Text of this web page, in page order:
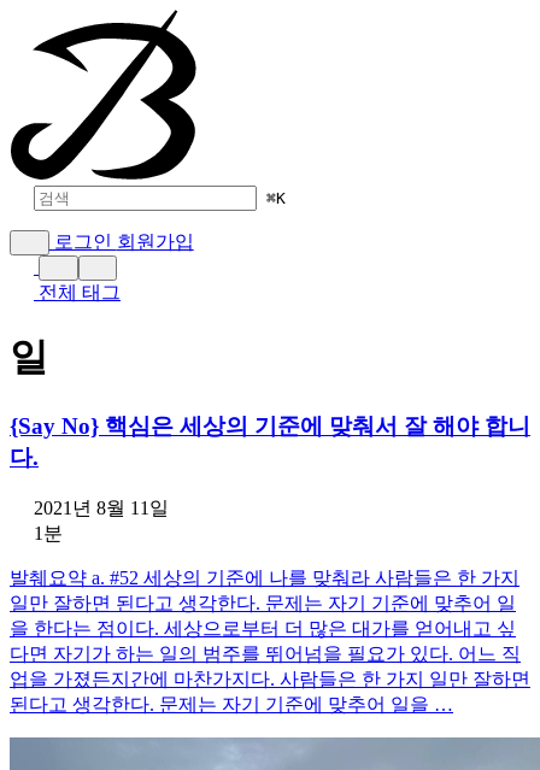
⌘K
로그인 회원가입
전체 태그
일
{Say No} 핵심은 세상의 기준에 맞춰서 잘 해야 합니
다.
2021년 8월 11일
1분
발췌요약 a. #52 세상의 기준에 나를 맞춰라 사람들은 한 가지
일만 잘하면 된다고 생각한다. 문제는 자기 기준에 맞추어 일
을 한다는 점이다. 세상으로부터 더 많은 대가를 얻어내고 싶
다면 자기가 하는 일의 범주를 뛰어넘을 필요가 있다. 어느 직
업을 가졌든지간에 마찬가지다. 사람들은 한 가지 일만 잘하면
된다고 생각한다. 문제는 자기 기준에 맞추어 일을 …